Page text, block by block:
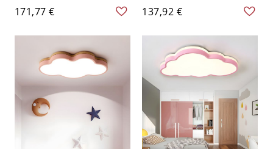
Kinderstil Metall
Schlafzimmer LED
Halbflächenlicht - 110V-
120V Blau Fernbedienung
171,77 €
Deckenleuchte mit
goldenen Akzenten - Blau
110V-120V 30,48 cm
137,92 €